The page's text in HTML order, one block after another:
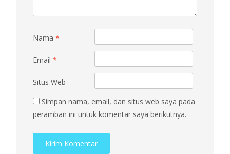
Nama *
Email *
Situs Web
Simpan nama, email, dan situs web saya pada
peramban ini untuk komentar saya berikutnya.